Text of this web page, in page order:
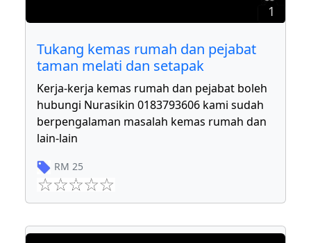
1
Tukang kemas rumah dan pejabat
taman melati dan setapak
Kerja-kerja kemas rumah dan pejabat boleh
hubungi Nurasikin 0183793606 kami sudah
berpengalaman masalah kemas rumah dan
lain-lain
RM 25